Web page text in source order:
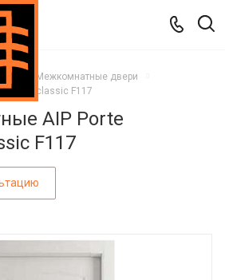
Межкомнатные двери
classic F117
AIP Porte
F117